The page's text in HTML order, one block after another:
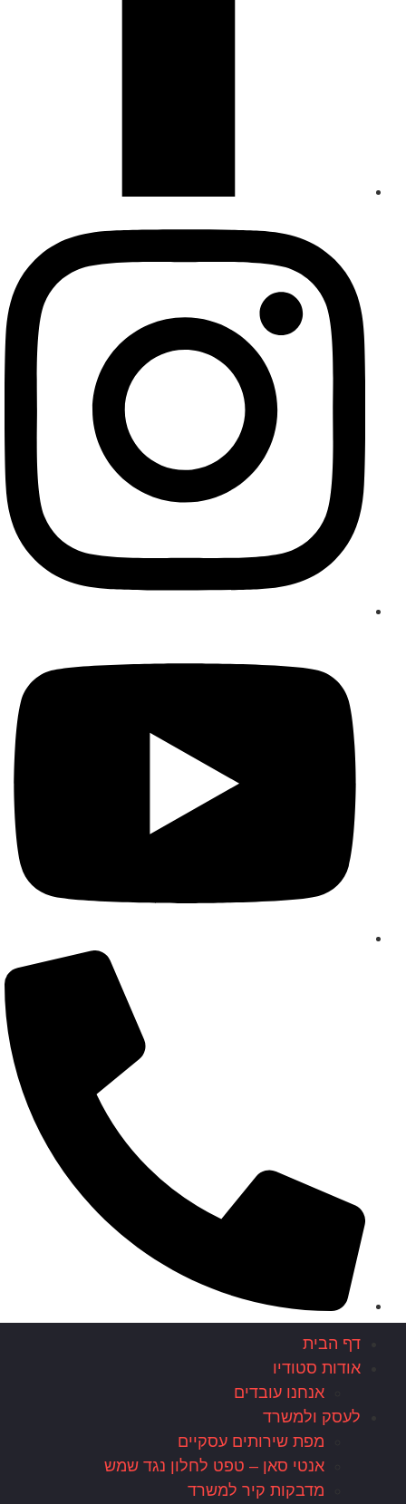
דף הבית
אודות סטודיו
אנחנו עובדים
לעסק ולמשרד
מפת שירותים עסקיים
אנטי סאן – טפט לחלון נגד שמש
מדבקות קיר למשרד